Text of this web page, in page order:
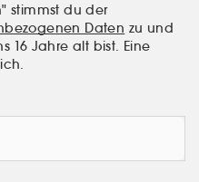
stimmst du der
Daten zu und
16 Jahre alt bist. Eine